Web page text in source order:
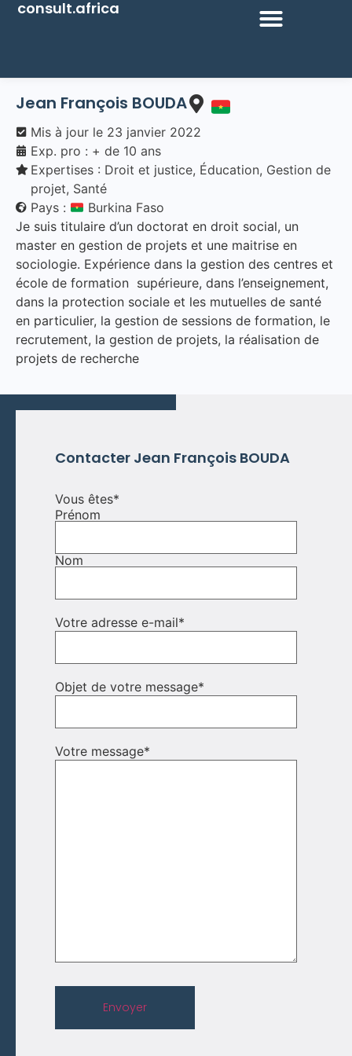
consult.africa
Jean François BOUDA
Mis à jour le 23 janvier 2022
Exp. pro : + de 10 ans
Expertises : Droit et justice, Éducation, Gestion de
projet, Santé
Pays :
Burkina Faso
Je suis titulaire d’un doctorat en droit social, un
master en gestion de projets et une maitrise en
sociologie. Expérience dans la gestion des centres et
école de formation supérieure, dans l’enseignement,
dans la protection sociale et les mutuelles de santé
en particulier, la gestion de sessions de formation, le
recrutement, la gestion de projets, la réalisation de
projets de recherche
Contacter Jean François BOUDA
Vous êtes*
Prénom
Nom
Votre adresse e-mail*
Objet de votre message*
Votre message*
Envoyer